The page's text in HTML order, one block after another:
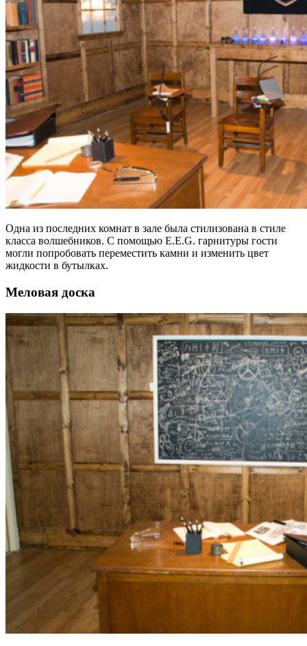
Одна из последних комнат в зале была стилизована в стиле
класса волшебников. С помощью E.E.G. гарнитуры гости
могли попробовать переместить камни и изменить цвет
жидкости в бутылках.
Меловая доска